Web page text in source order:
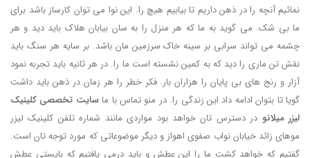
نمائیم آنچه را در ذهن داریم تا بیابیم هیچ را. این نوا می توان کارساز باشد برای
ما بی شک. می گوید به ما که هر منزل را به سان بیابان هلاک باید دید و هر
چشمه می تواند سرابی بر سینه خاک سرزمین مان باشد. بر سایه هر سنگ باید
نقش تن ماری را دید که به کمین نشسته است ما را. در هر ثانیه باید تجربه نمود
آزار و رنج های بی پایان را هزاران بار. فکر خطر را هر زمان در ذهن باید داشت
گویا تا بتوان ادامه داد این زندگی را. در منو تماس با ماسایت تخصصی کلینیک
لیزر میلانو در دسترس تان خواهد بود مواردی مانند شماره تلفن کلینیک لیزر
موهای زائد خیابان نواب صفوی اهواز و دیگر موضوعاتی که مورد توجه تان است.
گفتیم که خواهد کشت ما را این عطش و باید درمی یافتیم که بایستی عطش